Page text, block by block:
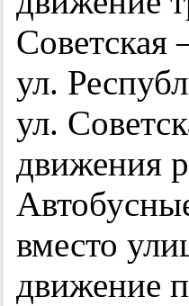
Советская
ул.
ул.
движения
вместо
движение